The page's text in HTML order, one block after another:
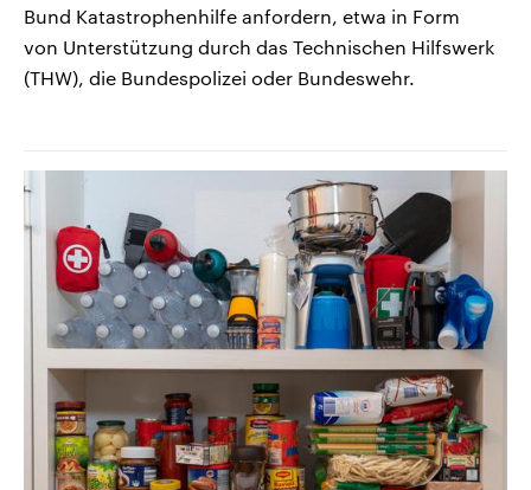
Bund Katastrophenhilfe anfordern, etwa in Form
von Unterstützung durch das Technischen Hilfswerk
(THW), die Bundespolizei oder Bundeswehr.